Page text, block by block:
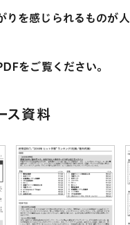
りを感じられるものが人
をご覧ください。
ス資料